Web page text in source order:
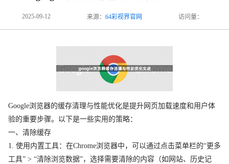
2025-09-12 来源： 64彩视界官网 访问量：
Google浏览器的缓存清理与性能优化是提升网页加载速度和用户体
验的重要步骤。以下是一些实用的策略：
一、清除缓存
1. 使用内置工具：在Chrome浏览器中，可以通过点击菜单栏的“更多
工具” > “清除浏览数据”，选择需要清除的内容（如网站、历史记